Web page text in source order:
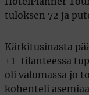
HotelPlanner
tuloksen 72 ja
Kärkitusinasta
+1-tilanteessa
oli valumassa jo
kohenteli